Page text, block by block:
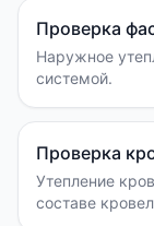
Проверка
Наружное
системой.
Проверка
Утепление
составе